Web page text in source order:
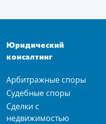
Юридический
консалтинг
Арбитражные споры
Судебные споры
Сделки с
недвижимостью